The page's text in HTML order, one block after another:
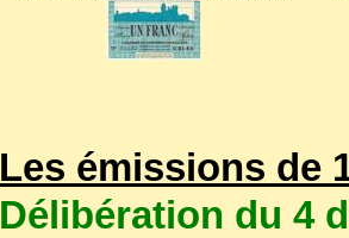
Les émissions de
Délibération du 4